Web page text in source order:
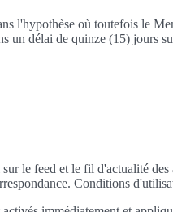
l'hypothèse où toutefois le
un délai de quinze (15) jours
le feed et le fil d'actualité
Conditions